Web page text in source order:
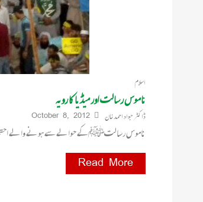
اسلام
ناموس رسالت اور میڈیا کا رویہ
ڈاکٹر جواد احمد خان October 8, 2012
ناموس رسالتﷺکے حوالے سے ہونے والے احتجاج
Read More